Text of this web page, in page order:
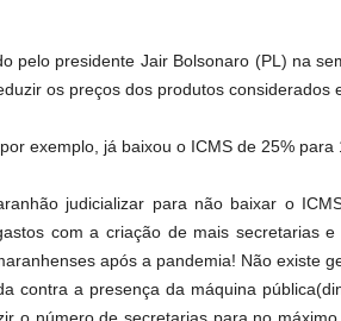
pelo presidente Jair Bolsonaro (PL) na
os preços dos produtos considerados
exemplo, já baixou o ICMS de 25% para
judicializar para não baixar o
com a criação de mais secretarias
após a pandemia! Não existe
contra a presença da máquina